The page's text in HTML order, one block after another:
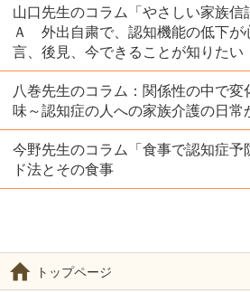
山口先生のコラム「やさしい家族信
Ａ 外出自粛で、認知機能の低下が
言、後見、今できることが知りたい
八巻先生のコラム：関係性の中で
味～認知症の人への家族介護の日常
今野先生のコラム「食事で認知症予
ド法とその食事
トップページ